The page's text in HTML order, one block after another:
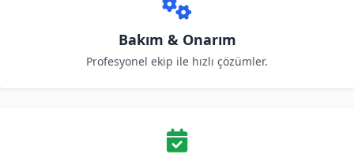
Bakım & Onarım
Profesyonel ekip ile hızlı çözümler.